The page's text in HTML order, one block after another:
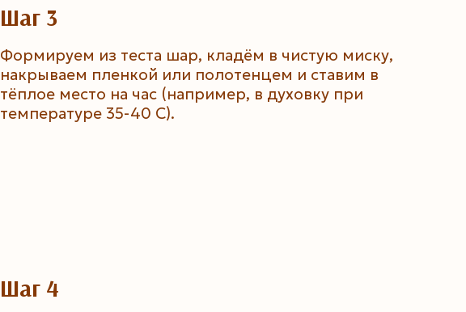
Шаг 3
Формируем из теста шар, кладём в чистую миску,
накрываем пленкой или полотенцем и ставим в
тёплое место на час (например, в духовку при
температуре 35-40 С).
Шаг 4